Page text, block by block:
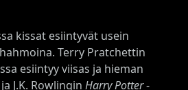
kissat esiintyvät usein
Terry Pratchettin
esiintyy viisas ja hieman
J.K. RowlinginHarry Potter-